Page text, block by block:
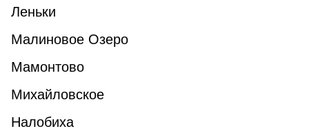
Леньки
Малиновое Озеро
Мамонтово
Михайловское
Налобиха